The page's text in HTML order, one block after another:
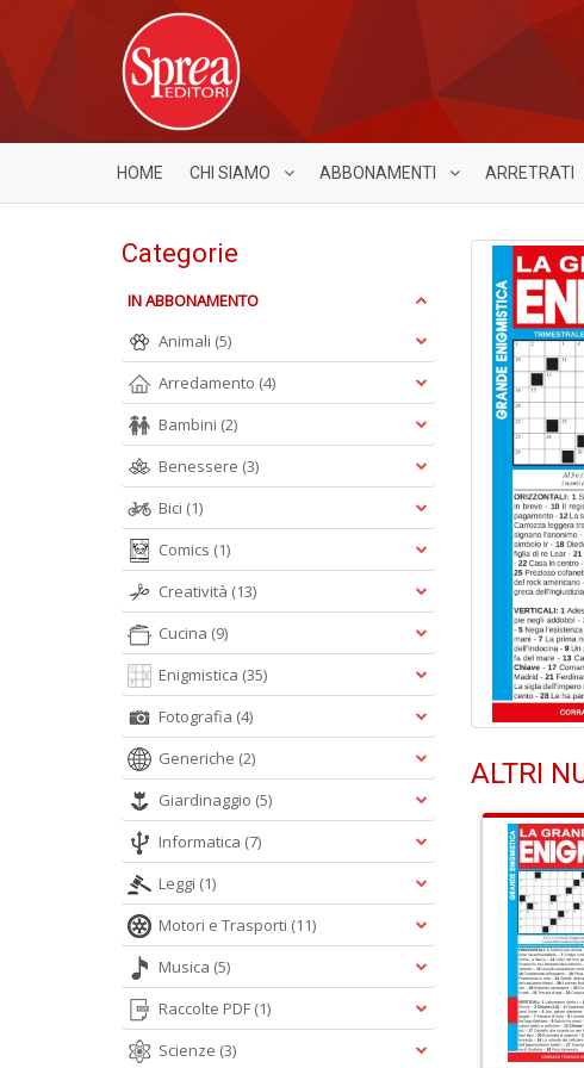
HOME CHI SIAMO ABBONAMENTI ARRETRATI
ALTRI
Categorie
IN ABBONAMENTO
Animali (5)
Arredamento (4)
Bambini (2)
Benessere (3)
Bici (1)
Comics (1)
Creatività (13)
Cucina (9)
Enigmistica (35)
Fotografia (4)
Generiche (2)
Giardinaggio (5)
Informatica (7)
Leggi (1)
Motori e Trasporti (11)
Musica (5)
Raccolte PDF (1)
Scienze (3)